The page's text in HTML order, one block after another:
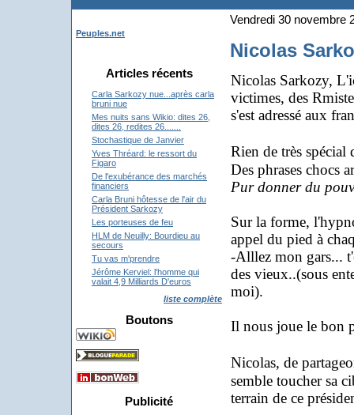
Peuples.net
Articles récents
Carla Sarkozy nue...après carla
bruni nue
Mes nuits sans Wikio: dites 26,
dites 26, redites 26.......
Stochastique de Janvier
Yves Thréard: le ressort du
Figaro
De l'exubérance des marchés
financiers
Carla Bruni hôtesse de l'air du
Président Sarkozy
Les porteuses de feu
HLM de Neuilly: Bourdieu au
secours
Tu vas m'prendre
Jérôme Kerviel: l'homme qui
valait 4,9 Milliards D'euros
liste complète
Boutons
Publicité
Vendredi 30 novembre
Nicolas
Nicolas Sarkozy,
victimes, des
s'est adressé aux
Rien de très
Des phrases chocs
Pur donner du
Sur la forme,
appel du pied à
-Alllez mon gars...
des vieux..(sous
moi).
Il nous joue le bon
Nicolas, de
semble toucher sa
terrain de ce